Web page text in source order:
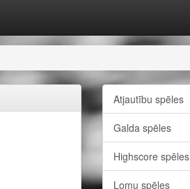
Atjautību spēles
Galda spēles
Highscore spēles
Lomu spēles